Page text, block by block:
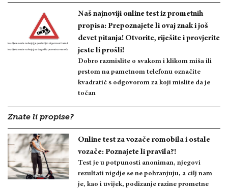
Naš najnoviji online test iz prometnih
propisa: Prepoznajete li ovaj znak i još
devet pitanja! Otvorite, riješite i provjerite
jeste li prošli!
Dobro razmislite o svakom i klikom miša ili
prstom na pametnom telefonu označite
kvadratić s odgovorom za koji mislite da je
točan
Znate li propise?
Online test za vozače romobila i ostale
vozače: Poznajete li pravila?!
Test je u potpunosti anoniman, njegovi
rezultati nigdje se ne pohranjuju, a cilj nam
je, kao i uvijek, podizanje razine prometne